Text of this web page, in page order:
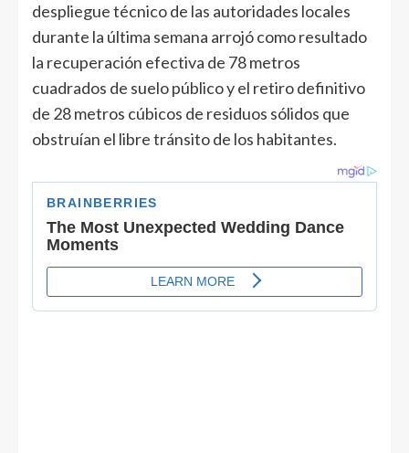
despliegue técnico de las autoridades locales
durante la última semana arrojó como resultado
la recuperación efectiva de 78 metros
cuadrados de suelo público y el retiro definitivo
de 28 metros cúbicos de residuos sólidos que
obstruían el libre tránsito de los habitantes.